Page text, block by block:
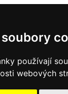
používají
webových